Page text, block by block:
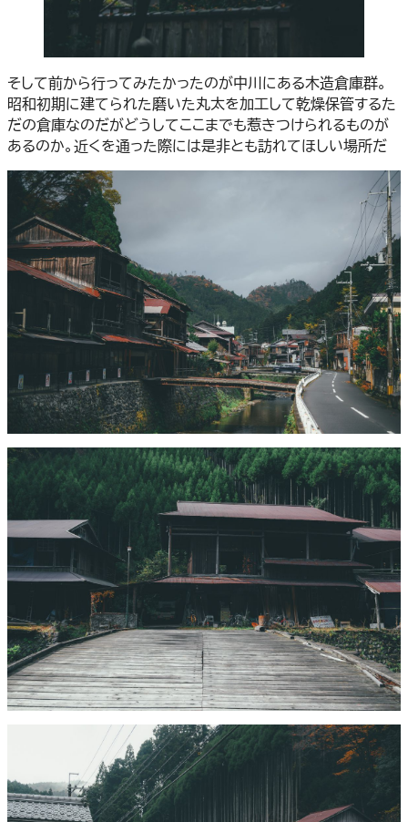
そして前から行ってみたかったのが中川にある木造倉庫群。
昭和初期に建てられた磨いた丸太を加工して乾燥保管するた
だの倉庫なのだがどうしてここまでも惹きつけられるものが
あるのか。近くを通った際には是非とも訪れてほしい場所だ